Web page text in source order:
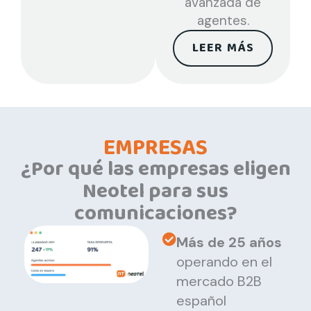
agentes.
LEER MÁS
EMPRESAS
¿Por qué las empresas eligen
Neotel para sus
comunicaciones?
Más de 25 años
operando en el
mercado B2B
español